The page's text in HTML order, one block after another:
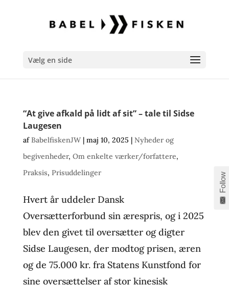
Vælg en side
“At give afkald på lidt af sit” – tale til Sidse
Laugesen
afBabelfiskenJW| maj 10, 2025 | Nyheder og
begivenheder, Om enkelte værker/forfattere,
Praksis, Prisuddelinger
Hvert år uddeler Dansk
Oversætterforbund sin ærespris, og i 2025
blev den givet til oversætter og digter
Sidse Laugesen, der modtog prisen, æren
og de 75.000 kr. fra Statens Kunstfond for
sine oversættelser af stor kinesisk
Follow